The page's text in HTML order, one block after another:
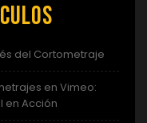
del Cortometraje
en Vimeo:
en Acción